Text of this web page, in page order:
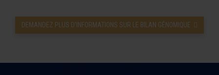
DEMANDEZ PLUS D’INFORMATIONS SUR LE BILAN GÉNOMIQUE